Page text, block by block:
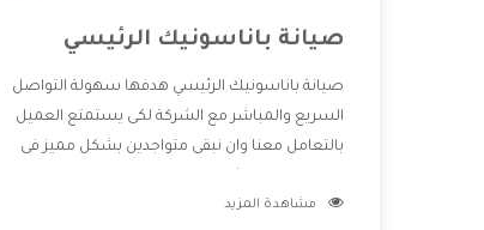
صيانة باناسونيك الرئيسي
صيانة باناسونيك الرئيسي هدفها سهولة التواصل
السريع والمباشر مع الشركة لكى يستمتع العميل
بالتعامل معنا وان نبقى متواجدين بشكل مميز فى
للعميل وان يستمتع بالخدمات التى تنفرد الشركة بها
مشاهدة المزيد